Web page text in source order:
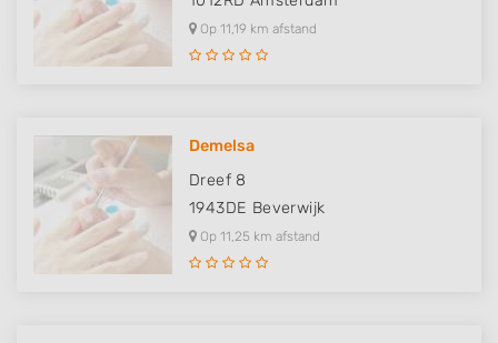
Op 11,19 km afstand
Demelsa
Dreef 8
1943DE Beverwijk
Op 11,25 km afstand